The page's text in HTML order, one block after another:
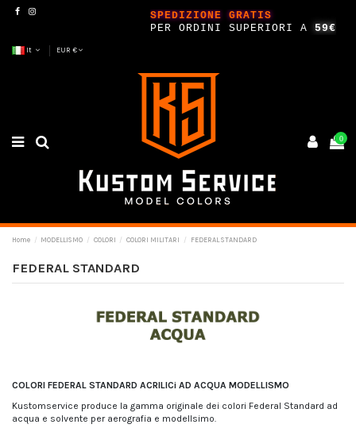
SPEDIZIONE GRATIS
PER ORDINI SUPERIORI A 59€
It EUR €
0
Home MODELLISMO COLORI COLORI MILITARI FEDERAL STANDARD
FEDERAL STANDARD
COLORI FEDERAL STANDARD ACRILICi AD ACQUA MODELLISMO
Kustomservice produce la gamma originale dei colori Federal Standard ad
acqua e solvente per aerografia e modellsimo.